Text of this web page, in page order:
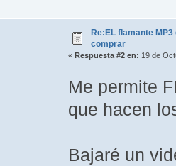
Re:EL flamante
comprar
« Respuesta #2 en: 19 de
Me permite
que hacen
Bajaré un